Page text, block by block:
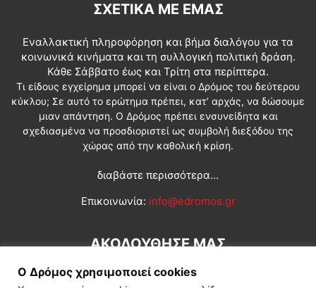
ΣΧΕΤΙΚΆ ΜΕ ΕΜΆΣ
Εναλλακτική πληροφόρηση και βήμα διαλόγου για τα
κοινωνικά κινήματα και τη συλλογική πολιτική δράση.
Κάθε Σάββατο έως και Τρίτη στα περίπτερα.
Τι είδους εγχείρημα μπορεί να είναι ο Δρόμος του δεύτερου
κύκλου; Σε αυτό το ερώτημα πρέπει, κατ’ αρχάς, να δώσουμε
μιαν απάντηση. Ο Δρόμος πρέπει ενσυνείδητα και
σχεδιασμένα να προσδιοριστεί ως συμβολή διεξόδου της
χώρας από την καθολική κρίση.
διαβάστε περισσότερα...
Επικοινωνία: info@edromos.gr
ΑΚΟΛΟΥΘΗΣΕ ΜΑΣ
Ο Δρόμος χρησιμοποιεί cookies